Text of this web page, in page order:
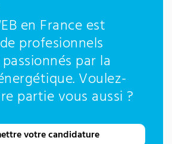
en France est
profesionnels
par la
Voulez-
partie vous aussi ?
votre candidature